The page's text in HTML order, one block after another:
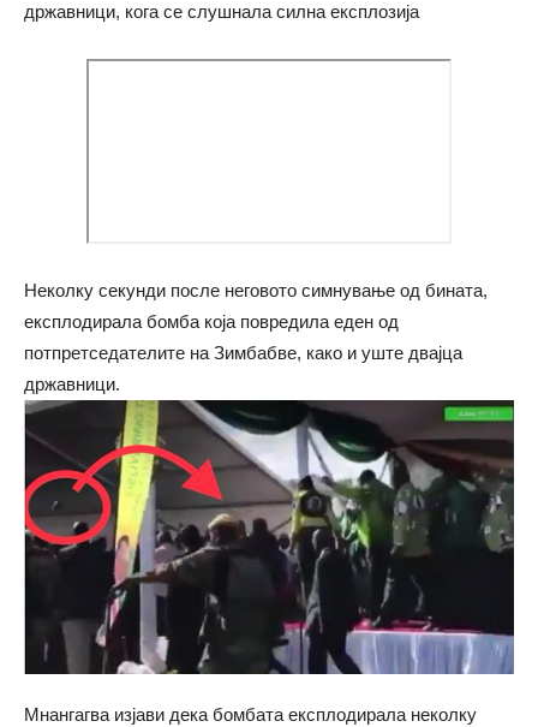
државници, кога се слушнала силна експлозија
Неколку секунди после неговото симнување од бината,
експлодирала бомба која повредила еден од
потпретседателите на Зимбабве, како и уште двајца
државници.
Мнангагва изјави дека бомбата експлодирала неколку